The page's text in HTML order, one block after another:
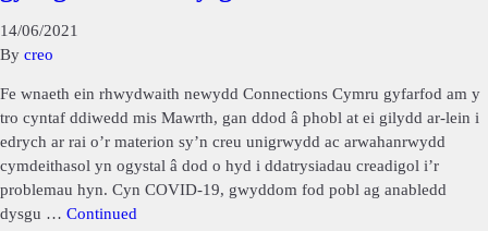
14/06/2021
By creo
Fe wnaeth ein rhwydwaith newydd Connections Cymru gyfarfod am y
tro cyntaf ddiwedd mis Mawrth, gan ddod â phobl at ei gilydd ar-lein i
edrych ar rai o’r materion sy’n creu unigrwydd ac arwahanrwydd
cymdeithasol yn ogystal â dod o hyd i ddatrysiadau creadigol i’r
problemau hyn. Cyn COVID-19, gwyddom fod pobl ag anabledd
dysgu … Continued